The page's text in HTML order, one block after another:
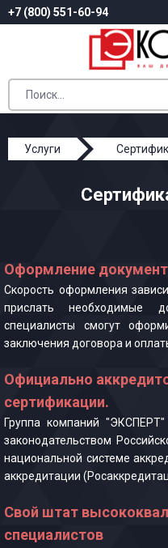
+7 (800) 551-60-94
Услуги
Оформление
Скорость оформления
прислать необходимые
специалисты смогут
заключения договора и
Официально
сертификации.
Группа компаний
законодательством
национальной системе
аккредитации
Свой штат
специалистов